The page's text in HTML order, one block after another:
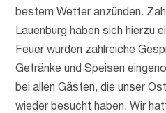
bestem Wetter anzünden.
Lauenburg haben sich hierzu
Feuer wurden zahlreiche
Getränke und Speisen
bei allen Gästen, die unser
wieder besucht haben. Wir